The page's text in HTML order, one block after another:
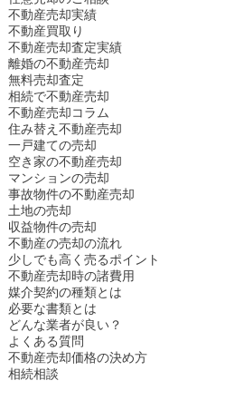
不動産売却実績
不動産買取り
不動産売却査定実績
離婚の不動産売却
無料売却査定
相続で不動産売却
不動産売却コラム
住み替え不動産売却
一戸建ての売却
空き家の不動産売却
マンションの売却
事故物件の不動産売却
土地の売却
収益物件の売却
不動産の売却の流れ
少しでも高く売るポイント
不動産売却時の諸費用
媒介契約の種類とは
必要な書類とは
どんな業者が良い？
よくある質問
不動産売却価格の決め方
相続相談